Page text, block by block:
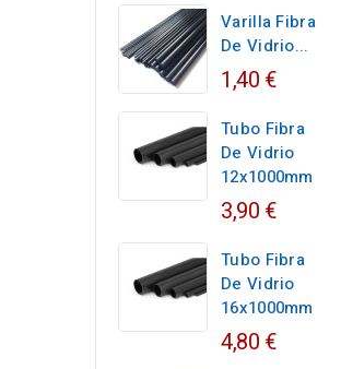
Varilla Fibra
De Vidrio...
1,40 €
Tubo Fibra
De Vidrio
12x1000mm
3,90 €
Tubo Fibra
De Vidrio
16x1000mm
4,80 €